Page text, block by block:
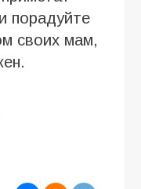
порадуйте
своих мам,